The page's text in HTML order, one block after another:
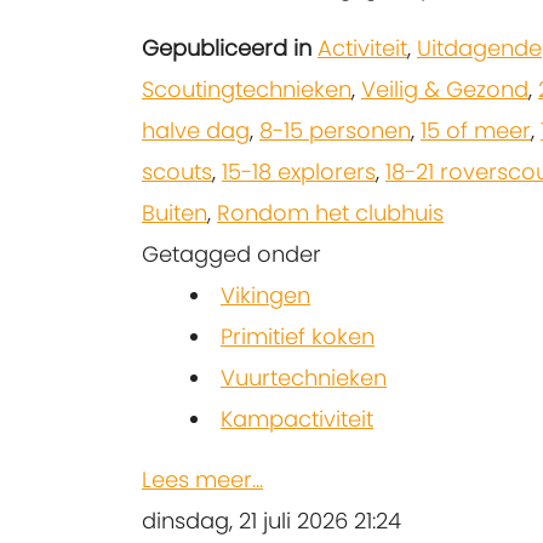
Gepubliceerd in Activiteit, Uitdagende
Scoutingtechnieken, Veilig & Gezond,
halve dag, 8-15 personen, 15 of meer,
scouts, 15-18 explorers, 18-21
Buiten, Rondom het clubhuis
Getagged onder
Vikingen
Primitief koken
Vuurtechnieken
Kampactiviteit
Lees meer...
dinsdag, 21 juli 2026 21:24